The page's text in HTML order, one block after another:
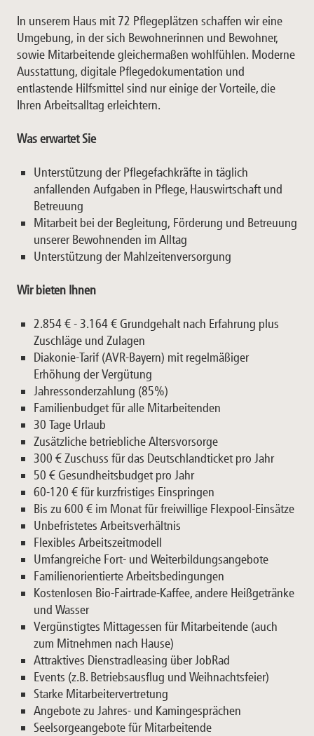
In unserem Haus mit 72 Pflegeplätzen schaffen wir eine
Umgebung, in der sich Bewohnerinnen und Bewohner,
sowie Mitarbeitende gleichermaßen wohlfühlen. Moderne
Ausstattung, digitale Pflegedokumentation und
entlastende Hilfsmittel sind nur einige der Vorteile, die
Ihren Arbeitsalltag erleichtern.
Was erwartet Sie
Unterstützung der Pflegefachkräfte in täglich
anfallenden Aufgaben in Pflege, Hauswirtschaft und
Betreuung
Mitarbeit bei der Begleitung, Förderung und Betreuung
unserer Bewohnenden im Alltag
Unterstützung der Mahlzeitenversorgung
Wir bieten Ihnen
2.854 € - 3.164 € Grundgehalt nach Erfahrung plus
Zuschläge und Zulagen
Diakonie-Tarif (AVR-Bayern) mit regelmäßiger
Erhöhung der Vergütung
Jahressonderzahlung (85%)
Familienbudget für alle Mitarbeitenden
30 Tage Urlaub
Zusätzliche betriebliche Altersvorsorge
300 € Zuschuss für das Deutschlandticket pro Jahr
50 € Gesundheitsbudget pro Jahr
60-120 € für kurzfristiges Einspringen
Bis zu 600 € im Monat für freiwillige Flexpool-Einsätze
Unbefristetes Arbeitsverhältnis
Flexibles Arbeitszeitmodell
Umfangreiche Fort- und Weiterbildungsangebote
Familienorientierte Arbeitsbedingungen
Kostenlosen Bio-Fairtrade-Kaffee, andere Heißgetränke
und Wasser
Vergünstigtes Mittagessen für Mitarbeitende (auch
zum Mitnehmen nach Hause)
Attraktives Dienstradleasing über JobRad
Events (z.B. Betriebsausflug und Weihnachtsfeier)
Starke Mitarbeitervertretung
Angebote zu Jahres- und Kamingesprächen
Seelsorgeangebote für Mitarbeitende